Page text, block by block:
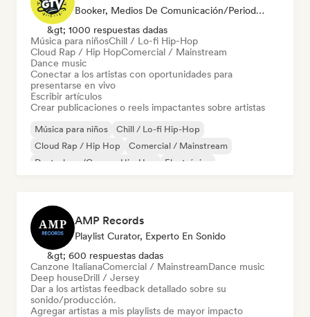
Booker, Medios De Comunicación/Periodista, Social Media Influencer
&gt; 1000 respuestas dadas
Música para niñosChill / Lo-fi Hip-Hop
Cloud Rap / Hip HopComercial / Mainstream
Dance music
Conectar a los artistas con oportunidades para
presentarse en vivo
Escribir artículos
Crear publicaciones o reels impactantes sobre artistas
Música para niños
Chill / Lo-fi Hip-Hop
Cloud Rap / Hip Hop
Comercial / Mainstream
Deutschrap/German Hip-Hop
Electrónica
AMP Records
Playlist Curator, Experto En Sonido
&gt; 600 respuestas dadas
Canzone ItalianaComercial / MainstreamDance music
Deep houseDrill / Jersey
Dar a los artistas feedback detallado sobre su
sonido/producción.
Agregar artistas a mis playlists de mayor impacto